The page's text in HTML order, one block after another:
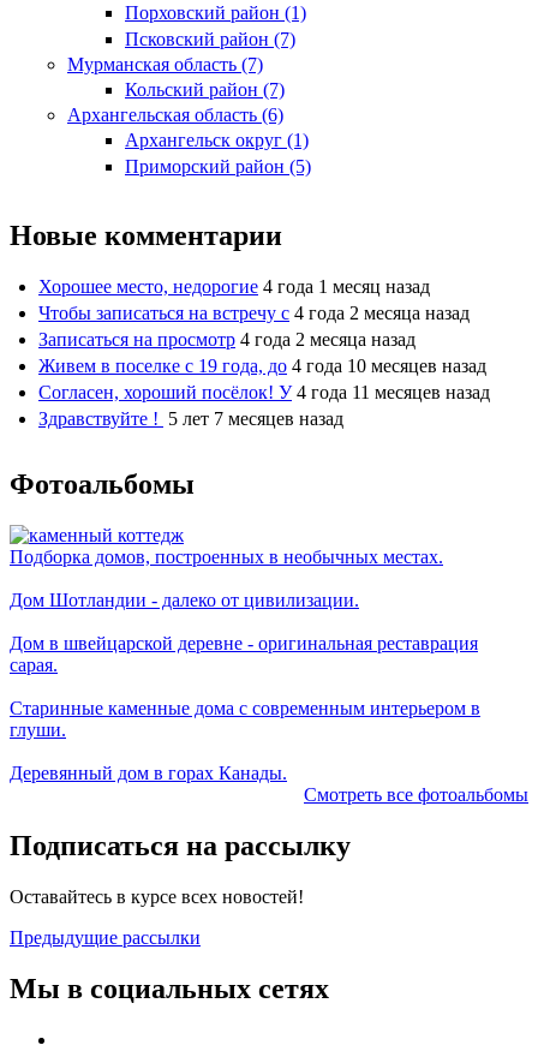
Порховский район (1)
Псковский район (7)
Мурманская область (7)
Кольский район (7)
Архангельская область (6)
Архангельск округ (1)
Приморский район (5)
Новые комментарии
Хорошее место, недорогие 4 года 1 месяц назад
Чтобы записаться на встречу с 4 года 2 месяца назад
Записаться на просмотр 4 года 2 месяца назад
Живем в поселке с 19 года, до 4 года 10 месяцев назад
Согласен, хороший посёлок! У 4 года 11 месяцев назад
Здравствуйте ! 5 лет 7 месяцев назад
Фотоальбомы
Подборка домов, построенных в необычных местах.
Дом Шотландии - далеко от цивилизации.
Дом в швейцарской деревне - оригинальная реставрация
сарая.
Старинные каменные дома с современным интерьером в
глуши.
Деревянный дом в горах Канады.
Смотреть все фотоальбомы
Подписаться на рассылку
Оставайтесь в курсе всех новостей!
Предыдущие рассылки
Мы в социальных сетях